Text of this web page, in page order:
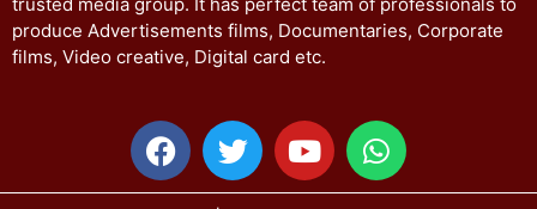
produce Advertisements films, Documentaries, Corporate
films, Video creative, Digital card etc.